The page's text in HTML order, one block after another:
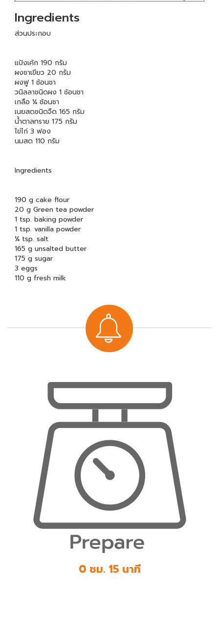
Ingredients
ส่วนประกอบ
แป้งเค้ก 190 กรัม
ผงชาเขียว 20 กรัม
ผงฟู 1 ช้อนชา
วนิลลาชนิดผง 1 ช้อนชา
เกลือ ¼ ช้อนชา
เนยสดชนิดจืด 165 กรัม
น้ำตาลทราย 175 กรัม
ไข่ไก่ 3 ฟอง
นมสด 110 กรัม
Ingredients
190 g cake flour
20 g Green tea powder
1 tsp. baking powder
1 tsp. vanilla powder
¼ tsp. salt
165 g unsalted butter
175 g sugar
3 eggs
110 g fresh milk
0 ชม. 15 นาที